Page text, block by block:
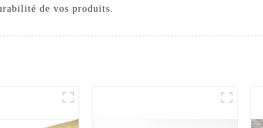
de vos produits.